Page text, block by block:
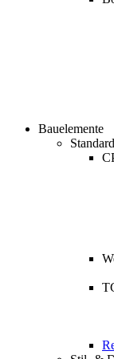
Bauelemente